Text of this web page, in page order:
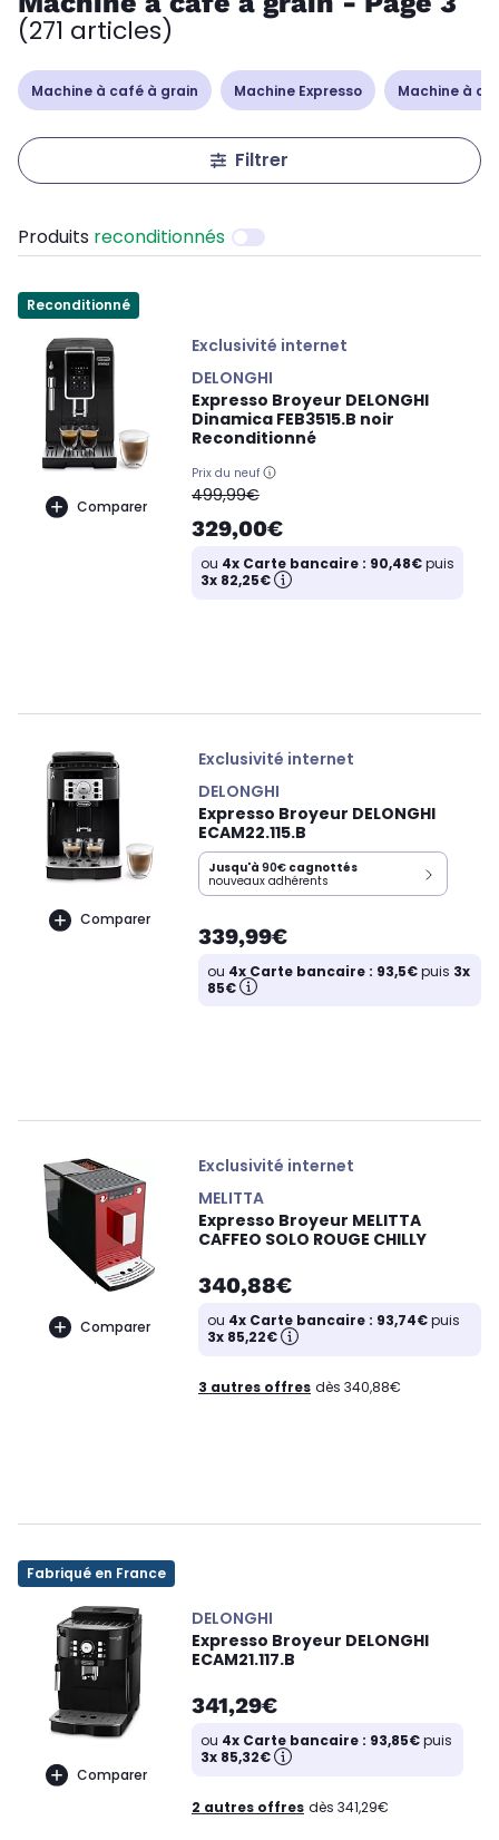
(271 articles)
Machine à café à grain Machine Expresso Machine à
Filtrer
Produits reconditionnés
Reconditionné
Comparer
Exclusivité internet
DELONGHI
Expresso Broyeur DELONGHI
Dinamica FEB3515.B noir
Reconditionné
Prix du neuf
oldPrice
499,99€
329,00€
ou 4x Carte bancaire : 90,48€puis
3x 82,25€
Comparer
Exclusivité internet
DELONGHI
Expresso Broyeur DELONGHI
ECAM22.115.B
Jusqu'à 90€ cagnottés
nouveaux adhérents
339,99€
ou 4x Carte bancaire : 93,5€puis 3x
85€
Comparer
Exclusivité internet
MELITTA
Expresso Broyeur MELITTA
CAFFEO SOLO ROUGE CHILLY
340,88€
ou 4x Carte bancaire : 93,74€puis
3x 85,22€
3 autres offres dès 340,88€
Fabriqué en France
Comparer
DELONGHI
Expresso Broyeur DELONGHI
ECAM21.117.B
341,29€
ou 4x Carte bancaire : 93,85€puis
3x 85,32€
2 autres offres dès 341,29€